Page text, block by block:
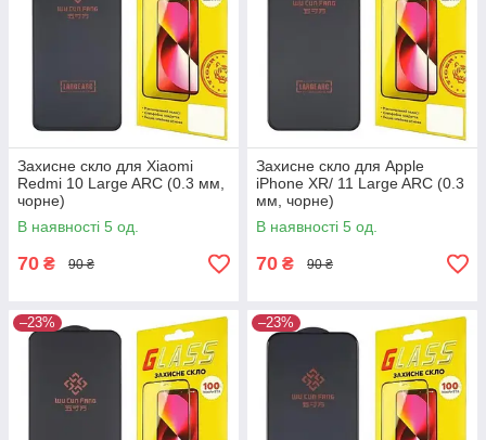
Захисне скло для Xiaomi
Redmi 10 Large ARC (0.3 мм,
чорне)
В наявності 5 од.
70 ₴ 90 ₴
Захисне скло для Apple
iPhone XR/ 11 Large ARC (0.3
мм, чорне)
В наявності 5 од.
70 ₴ 90 ₴
–23% –23%